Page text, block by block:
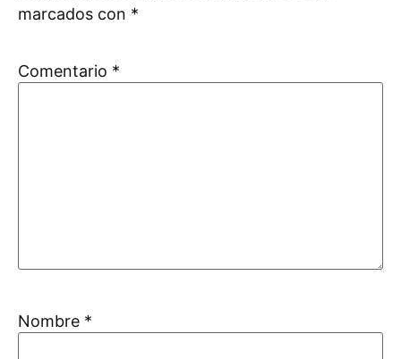
marcados con *
Comentario *
Nombre *